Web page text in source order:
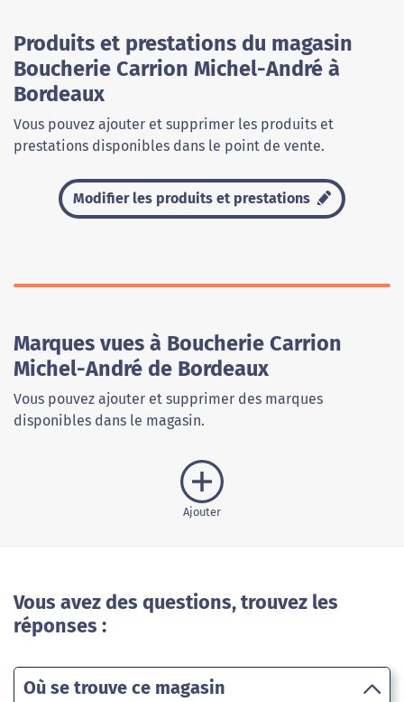
Produits et prestations du magasin
Boucherie Carrion Michel-André à
Bordeaux
Vous pouvez ajouter et supprimer les produits et
prestations disponibles dans le point de vente.
Modifier les produits et prestations
Marques vues à Boucherie Carrion
Michel-André de Bordeaux
Vous pouvez ajouter et supprimer des marques
disponibles dans le magasin.
Ajouter
Vous avez des questions, trouvez les
réponses :
Où se trouve ce magasin